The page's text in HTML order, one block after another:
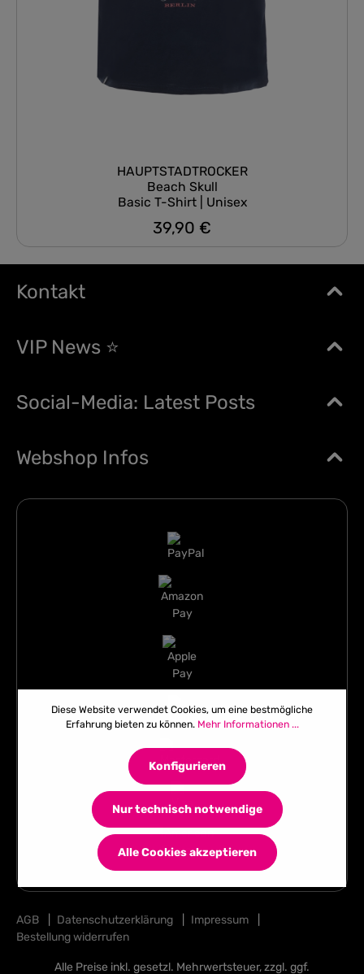
HAUPTSTADTROCKER
Beach Skull
Basic T-Shirt | Unisex
Regulärer Preis:
39,90 €
Kontakt
VIP News ⭐
Social-Media: Latest Posts
Webshop Infos
AGB Datenschutzerklärung Impressum
Bestellung widerrufen
Alle Preise inkl. gesetzl. Mehrwertsteuer, zzgl. ggf.
Diese Website verwendet Cookies, um eine bestmögliche
Erfahrung bieten zu können. Mehr Informationen ...
Nur technisch notwendige
Konfigurieren
Alle Cookies akzeptieren